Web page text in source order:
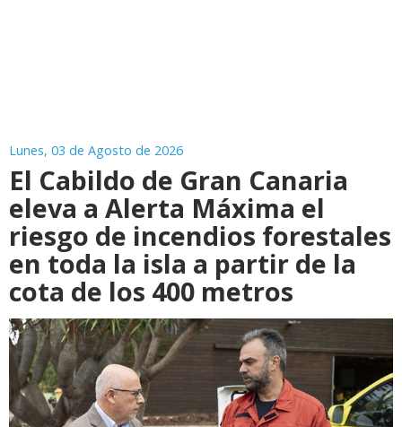
Lunes, 03 de Agosto de 2026
El Cabildo de Gran Canaria
eleva a Alerta Máxima el
riesgo de incendios forestales
en toda la isla a partir de la
cota de los 400 metros